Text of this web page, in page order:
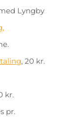
Lyngby
, 20 kr.
kr.
pr.